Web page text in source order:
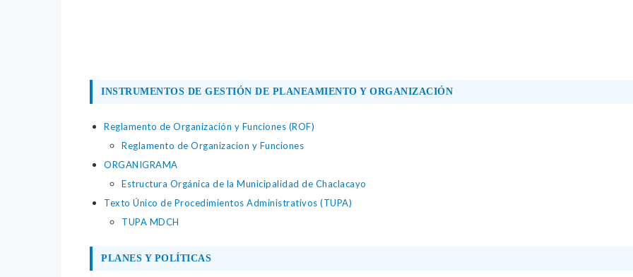
INSTRUMENTOS DE GESTIÓN DE PLANEAMIENTO Y ORGANIZACIÓN
Reglamento de Organización y Funciones (ROF)
Reglamento de Organizacion y Funciones
ORGANIGRAMA
Estructura Orgánica de la Municipalidad de Chaclacayo
Texto Único de Procedimientos Administrativos (TUPA)
TUPA MDCH
PLANES Y POLÍTICAS